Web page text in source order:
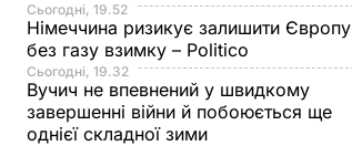
Сьогодні, 19.52
Німеччина ризикує залишити Європу
без газу взимку – Politico
Сьогодні, 19.32
Вучич не впевнений у швидкому
завершенні війни й побоюється ще
однієї складної зими